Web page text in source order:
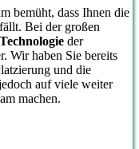
bemüht, dass Ihnen die
Bei der großen
Technologie der
Wir haben Sie bereits
und die
auf viele weiter
machen.